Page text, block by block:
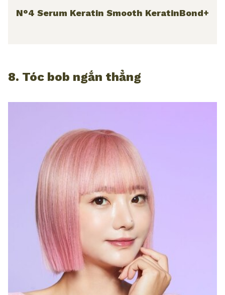
N°4 Serum Keratin Smooth KeratinBond+
8. Tóc bob ngắn thẳng